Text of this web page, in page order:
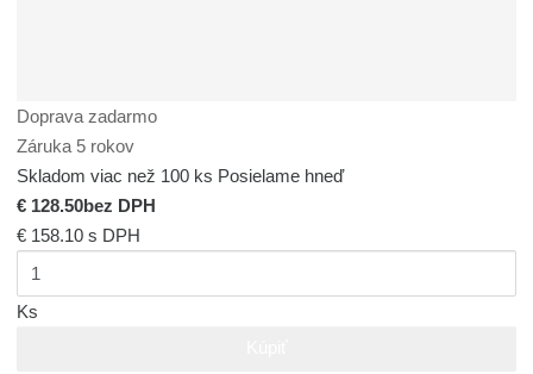
Doprava zadarmo
Záruka 5 rokov
Skladom viac než 100 ks Posielame hneď
€ 128.50bez DPH
€ 158.10s DPH
Ks